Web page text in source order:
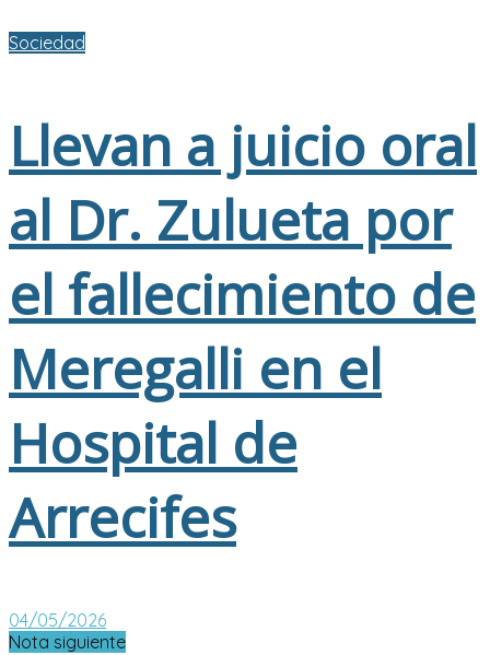
Sociedad
Llevan a juicio oral
al Dr. Zulueta por
el fallecimiento de
Meregalli en el
Hospital de
Arrecifes
04/05/2026
Nota siguiente